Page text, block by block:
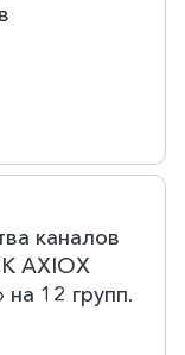
каналов
AXIOX
12 групп.